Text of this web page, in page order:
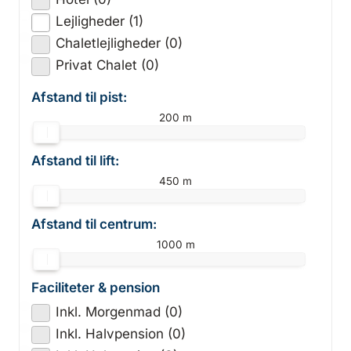
Lejligheder (1)
Chaletlejligheder (0)
Privat Chalet (0)
Afstand til pist:
200 m
Afstand til lift:
450 m
Afstand til centrum:
1000 m
Faciliteter & pension
Inkl. Morgenmad (0)
Inkl. Halvpension (0)